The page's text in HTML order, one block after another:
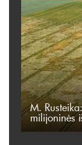
M.
milijoninės